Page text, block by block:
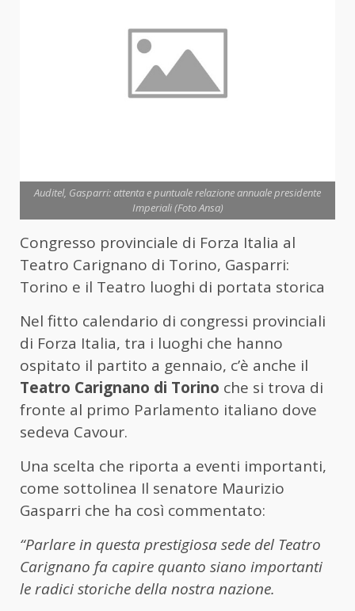
Auditel, Gasparri: attenta e puntuale relazione annuale presidente
Imperiali (Foto Ansa)
Congresso provinciale di Forza Italia al
Teatro Carignano di Torino, Gasparri:
Torino e il Teatro luoghi di portata storica
Nel fitto calendario di congressi provinciali
di Forza Italia, tra i luoghi che hanno
ospitato il partito a gennaio, c’è anche il
Teatro Carignano di Torino che si trova di
fronte al primo Parlamento italiano dove
sedeva Cavour.
Una scelta che riporta a eventi importanti,
come sottolinea Il senatore Maurizio
Gasparri che ha così commentato:
“Parlare in questa prestigiosa sede del Teatro
Carignano fa capire quanto siano importanti
le radici storiche della nostra nazione.